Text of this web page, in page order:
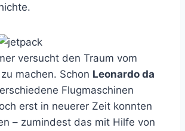
versucht den Traum vom
machen. Schon Leonardo da
Flugmaschinen
erst in neuerer Zeit konnten
– zumindest das mit Hilfe von